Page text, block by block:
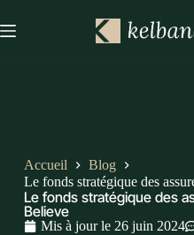
Accueil
Blog
Le fonds stratégique des
Le fonds stratégique des
Believe
Mis à jour le 26 juin 2024